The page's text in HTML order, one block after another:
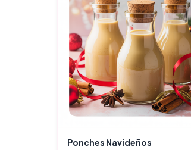
Ponches Navideños